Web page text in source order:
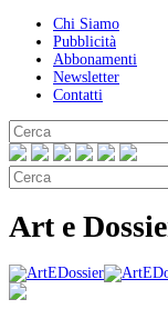
Chi Siamo
Pubblicità
Abbonamenti
Newsletter
Contatti
Art e